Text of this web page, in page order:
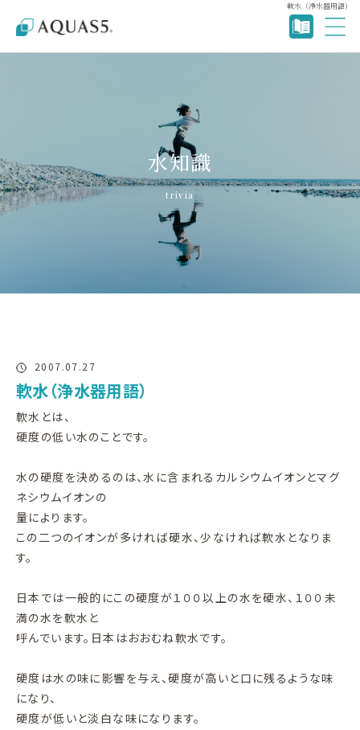
軟水（浄水器用語）
水知識
trivia
2007.07.27
軟水（浄水器用語）
軟水とは、
硬度の低い水のことです。
水の硬度を決めるのは、水に含まれるカルシウムイオンとマグ
ネシウムイオンの
量によります。
この二つのイオンが多ければ硬水、少なければ軟水となりま
す。
日本では一般的にこの硬度が１００以上の水を硬水、１００未
満の水を軟水と
呼んでいます。日本はおおむね軟水です。
硬度は水の味に影響を与え、硬度が高いと口に残るような味
になり、
硬度が低いと淡白な味になります。